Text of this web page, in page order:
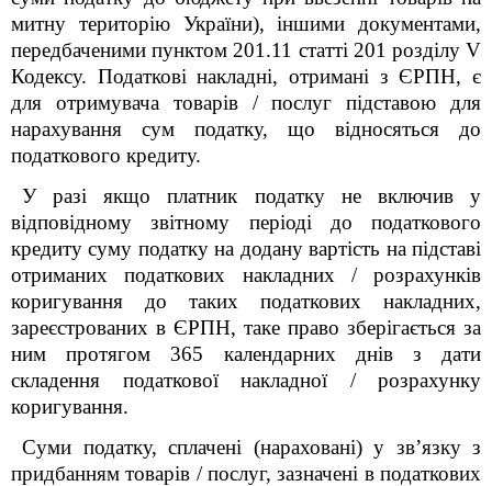
митну територію України), іншими документами,
передбаченими пунктом 201.11 статті 201 розділу V
Кодексу. Податкові накладні, отримані з ЄРПН, є
для отримувача товарів / послуг підставою для
нарахування сум податку, що відносяться до
податкового кредиту.
У разі якщо платник податку не включив у
відповідному звітному періоді до податкового
кредиту суму податку на додану вартість на підставі
отриманих податкових накладних / розрахунків
коригування до таких податкових накладних,
зареєстрованих в ЄРПН, таке право зберігається за
ним протягом 365 календарних днів з дати
складення податкової накладної / розрахунку
коригування.
Суми податку, сплачені (нараховані) у зв’язку з
придбанням товарів / послуг, зазначені в податкових